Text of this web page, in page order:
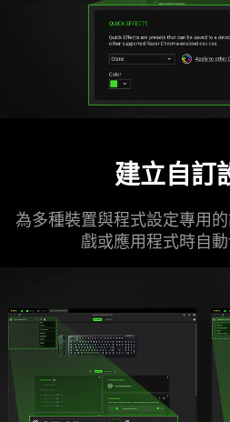
建立自訂
為多種裝置與程式設定專用
戲或應用程式時自